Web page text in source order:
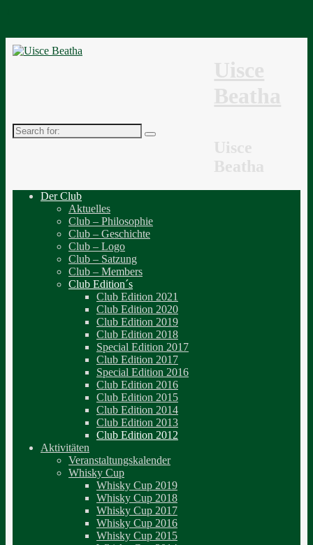
Search
for:
Der Club
Aktuelles
Club – Philosophie
Club – Geschichte
Club – Logo
Club – Satzung
Club – Members
Club Edition´s
Club Edition 2021
Club Edition 2020
Club Edition 2019
Club Edition 2018
Special Edition 2017
Club Edition 2017
Special Edition 2016
Club Edition 2016
Club Edition 2015
Club Edition 2014
Club Edition 2013
Club Edition 2012
Aktivitäten
Veranstaltungskalender
Whisky Cup
Whisky Cup 2019
Whisky Cup 2018
Whisky Cup 2017
Whisky Cup 2016
Whisky Cup 2015